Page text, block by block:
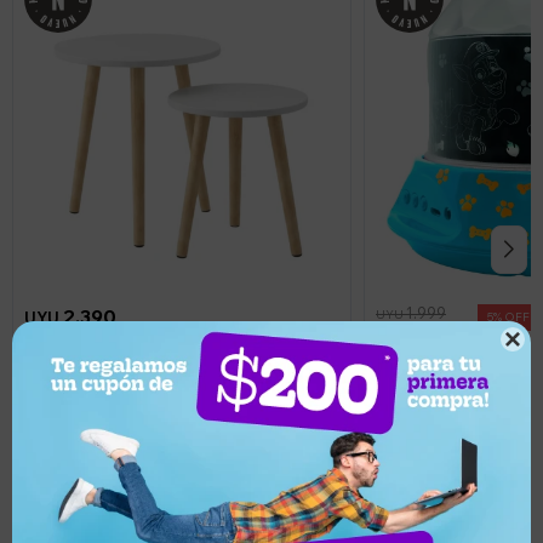

UYU2.390
2.151
Set x 2 Mesas Ratonas Redondas Nido
Llega hoy
UYU1.999 5
UYU 1.709
Veladora Lexibook
Paw Patrol
Llega en 2 horas